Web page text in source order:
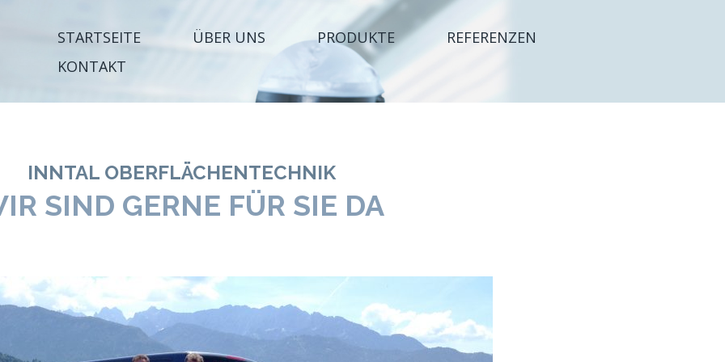
STARTSEITE ÜBER UNS PRODUKTE
REFERENZEN
KONTAKT
INNTAL OBERFLÄCHENTECHNIK
SIND GERNE FÜR SIE DA